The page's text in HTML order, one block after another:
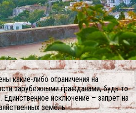
какие-либо ограничения на
зарубежными гражданами, будь то
исключение – запрет на
земель.